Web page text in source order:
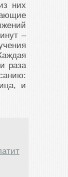
них
–
раза
и